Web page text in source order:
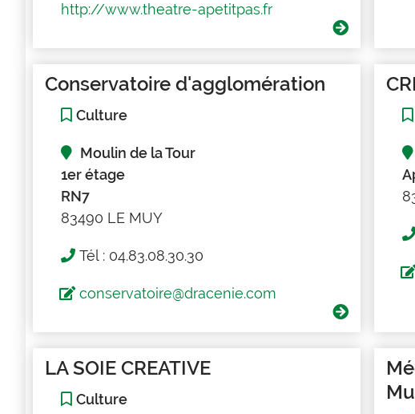
http://www.theatre-apetitpas.fr
Conservatoire d'agglomération
Culture
Moulin de la Tour
1er étage
RN7
83490 LE MUY
Tél : 04.83.08.30.30
conservatoire@dracenie.com
LA SOIE CREATIVE
Culture